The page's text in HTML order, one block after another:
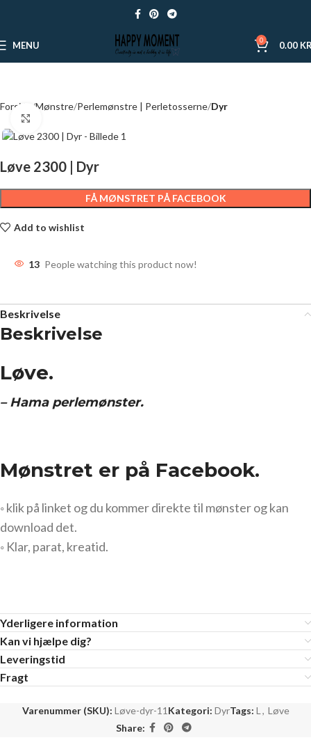
MENU 0 0.00
Forside Mønstre Perlemønstre | Perletosserne Dyr
Løve 2300 | Dyr
FÅ MØNSTRET PÅ FACEBOOK
Add to wishlist
13 People watching this product now!
Beskrivelse
Beskrivelse
Løve.
– Hama perlemønster.
Mønstret er på Facebook.
◦ klik på linket og du kommer direkte til mønster og kan
download det.
◦ Klar, parat, kreatid.
Yderligere information
Kan vi hjælpe dig?
Leveringstid
Fragt
Varenummer (SKU): Løve-dyr-11Kategori: DyrTags: L, Løve
Share: